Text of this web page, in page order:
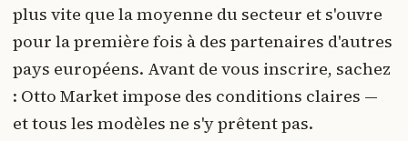
plus vite que la moyenne du secteur et s'ouvre
pour la première fois à des partenaires d'autres
pays européens. Avant de vous inscrire, sachez
: Otto Market impose des conditions claires —
et tous les modèles ne s'y prêtent pas.